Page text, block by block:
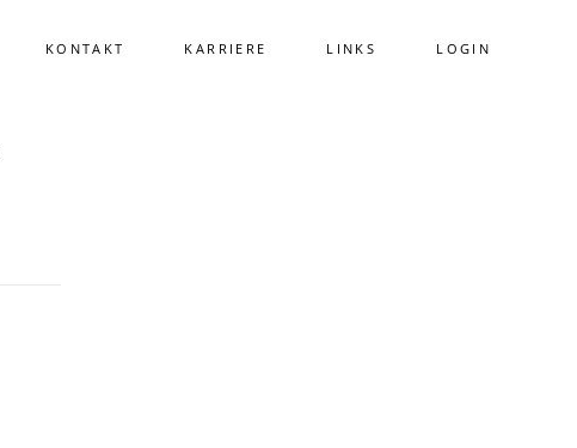
KONTAKT KARRIERE LINKS LOGIN